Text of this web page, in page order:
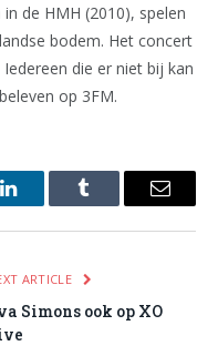
de HMH (2010), spelen
bodem. Het concert
die er niet bij kan
op 3FM.
LinkedInTumblr Email
ARTICLE
Simons ook op XO